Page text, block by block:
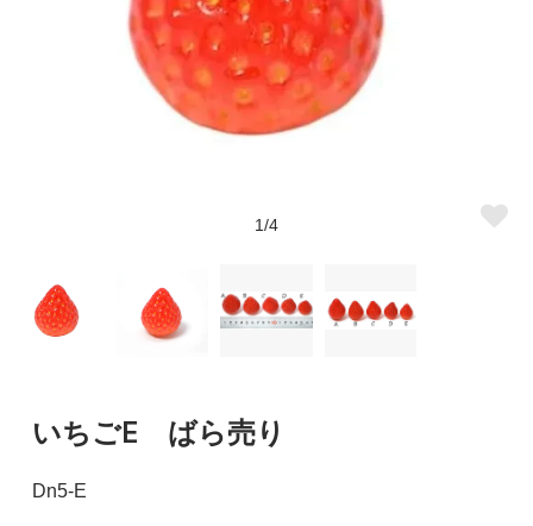
1/4
いちごE ばら売り
Dn5-E